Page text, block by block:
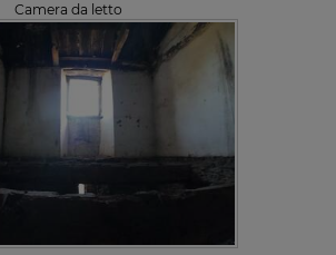
Camera da letto